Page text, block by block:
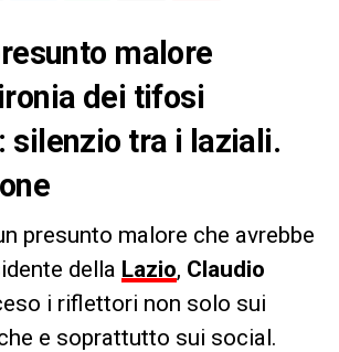
malore
dei tifosi
silenzio tra i laziali.
presunto malore che avrebbe
della Lazio, Claudio
i riflettori non solo sui
e soprattutto sui social.